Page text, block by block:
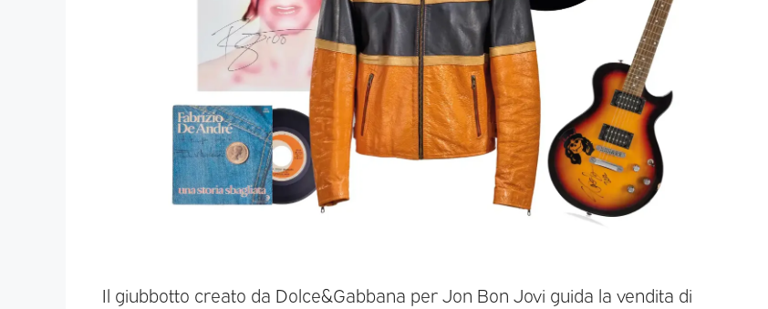
Il giubbotto creato da Dolce&Gabbana per Jon Bon Jovi guida la vendita di